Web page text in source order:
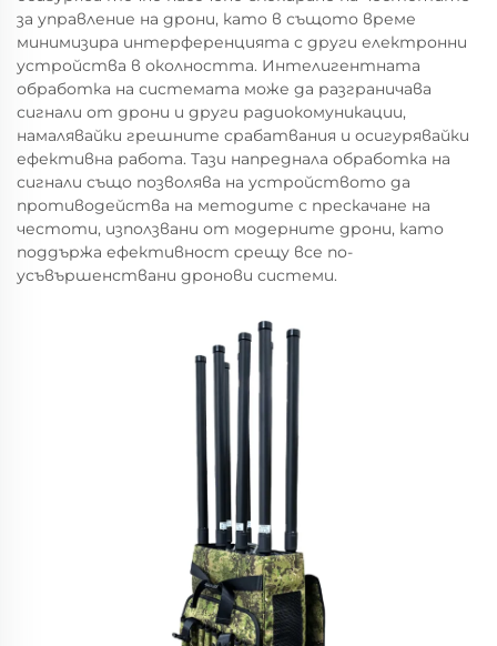
за управление на дрони, като в същото време
минимизира интерференцията с други електронни
устройства в околността. Интелигентната
обработка на системата може да разграничава
сигнали от дрони и други радиокомуникации,
намалявайки грешните срабатвания и осигурявайки
ефективна работа. Тази напреднала обработка на
сигнали също позволява на устройството да
противодейства на методите с прескачане на
честоти, използвани от модерните дрони, като
поддържа ефективност срещу все по-
усъвършенствани дронови системи.